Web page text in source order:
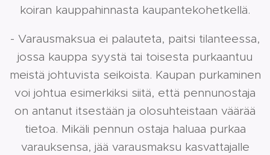
koiran kauppahinnasta kaupantekohetkellä.
- Varausmaksua ei palauteta, paitsi tilanteessa,
jossa kauppa syystä tai toisesta purkaantuu
meistä johtuvista seikoista. Kaupan purkaminen
voi johtua esimerkiksi siitä, että pennunostaja
on antanut itsestään ja olosuhteistaan väärää
tietoa. Mikäli pennun ostaja haluaa purkaa
varauksensa, jää varausmaksu kasvattajalle